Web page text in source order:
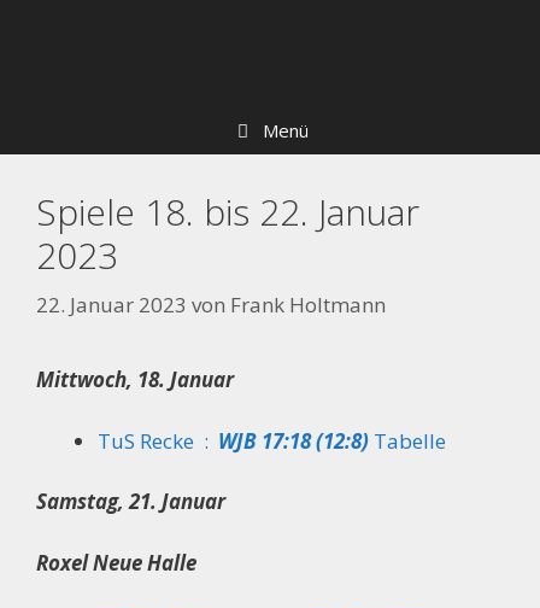
Menü
Spiele 18. bis 22. Januar
2023
22. Januar 2023 von Frank Holtmann
Mittwoch, 18. Januar
TuS Recke : WJB 17:18 (12:8) Tabelle
Samstag, 21. Januar
Roxel Neue Halle